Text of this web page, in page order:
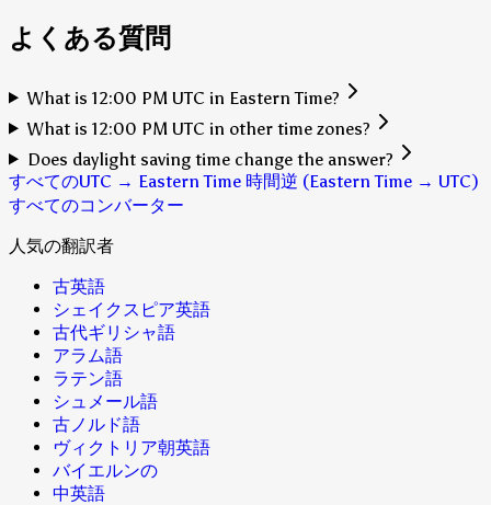
よくある質問
What is 12:00 PM UTC in Eastern Time?
What is 12:00 PM UTC in other time zones?
Does daylight saving time change the answer?
すべてのUTC → Eastern Time 時間逆 (Eastern Time → UTC)
すべてのコンバーター
人気の翻訳者
古英語
シェイクスピア英語
古代ギリシャ語
アラム語
ラテン語
シュメール語
古ノルド語
ヴィクトリア朝英語
バイエルンの
中英語